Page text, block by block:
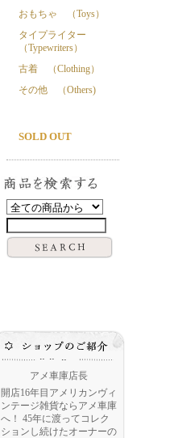
おもちゃ （Toys）
タイプライター
（Typewriters）
古着 （Clothing）
その他 （Others)
SOLD OUT
アメ車庫店長
開店16年目アメリカンヴィ
ンテージ雑貨ならアメ車庫
へ！ 45年に渡ってコレク
ションし続けたオーナーの